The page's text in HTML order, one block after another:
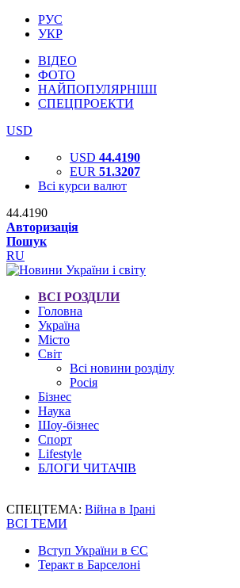
РУС
УКР
ВІДЕО
ФОТО
НАЙПОПУЛЯРНІШІ
СПЕЦПРОЕКТИ
USD
USD 44.4190
EUR 51.3207
Всі курси валют
44.4190
Авторизація
Пошук
RU
ВСІ РОЗДІЛИ
Головна
Україна
Місто
Світ
Всі новини розділу
Росія
Бізнес
Наука
Шоу-бізнес
Спорт
Lifestyle
БЛОГИ ЧИТАЧІВ
СПЕЦТЕМА: Війна в Ірані
ВСІ ТЕМИ
Вступ України в ЄС
Теракт в Барселоні